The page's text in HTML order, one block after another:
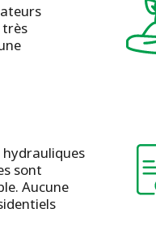
très
hydrauliques
sont
Aucune